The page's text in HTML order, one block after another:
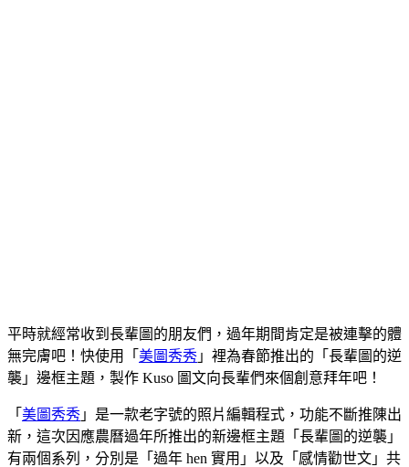
平時就經常收到長輩圖的朋友們，過年期間肯定是被連擊的體
無完膚吧！快使用「 美圖秀秀 」裡為春節推出的「長輩圖的逆
襲」邊框主題，製作 Kuso 圖文向長輩們來個創意拜年吧！
「 美圖秀秀 」是一款老字號的照片編輯程式，功能不斷推陳出
新，這次因應農曆過年所推出的新邊框主題「長輩圖的逆襲」
有兩個系列，分別是「過年 hen 實用」以及「感情勸世文」共